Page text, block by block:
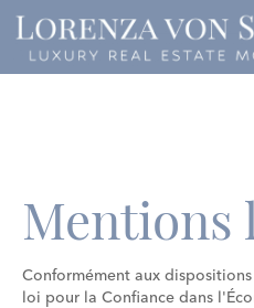
Mentions
Conformément aux
loi pour la Confiance dans